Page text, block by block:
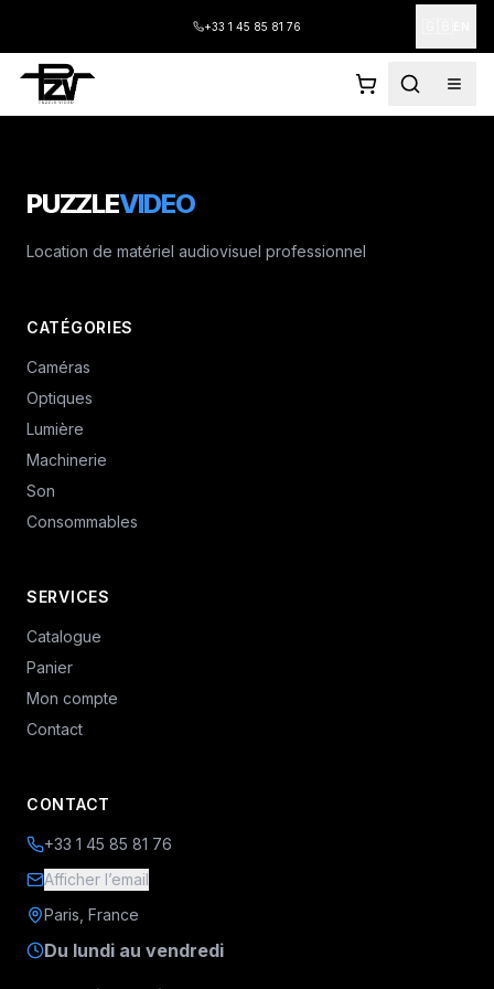
+33 1 45 85 81 76
PUZZLEVIDEO
Location de matériel audiovisuel professionnel
CATÉGORIES
Caméras
Optiques
Lumière
Machinerie
Son
Consommables
SERVICES
Catalogue
Panier
Mon compte
Contact
CONTACT
+33 1 45 85 81 76
Afficher l’email
Paris, France
Du lundi au vendredi